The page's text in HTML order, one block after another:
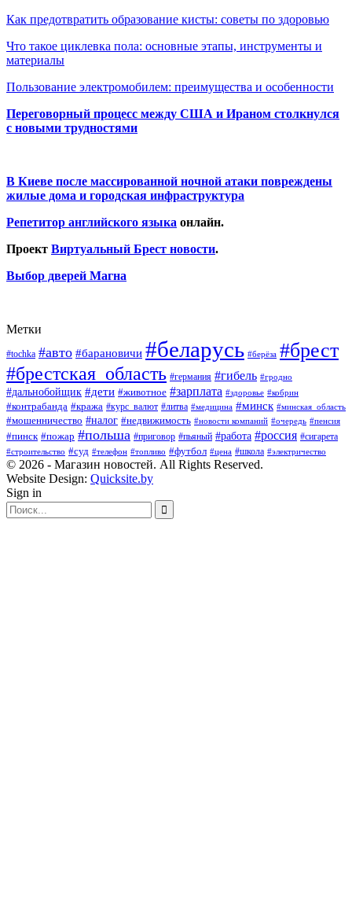
Как предотвратить образование кисты: советы по здоровью
Что такое циклевка пола: основные этапы, инструменты и
материалы
Пользование электромобилем: преимущества и особенности
Переговорный процесс между США и Ираном столкнулся
с новыми трудностями
В Киеве после массированной ночной атаки повреждены
жилые дома и городская инфраструктура
Репетитор английского языка онлайн.
Проект Виртуальный Брест новости.
Выбор дверей Магна
Метки
#tochka #авто #барановичи #беларусь #берёза #брест
#брестская_область #германия #гибель #гродно
#дальнобойщик #дети #животное #зарплата #здоровье #кобрин
#контрабанда #кража #курс_валют #литва #медицина #минск #минская_область
#мошенничество #налог #недвижимость #новости компаний #очередь #пенсия
#пинск #пожар #польша #приговор #пьяный #работа #россия #сигарета
#строительство #суд #телефон #топливо #футбол #цена #школа #электричество
© 2026 - Магазин новостей. All Rights Reserved.
Website Design: Quicksite.by
Sign in